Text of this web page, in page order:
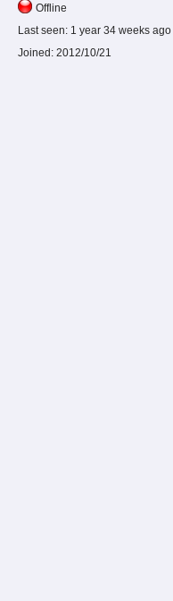
Offline
Last seen: 1 year 34 weeks ago
Joined: 2012/10/21